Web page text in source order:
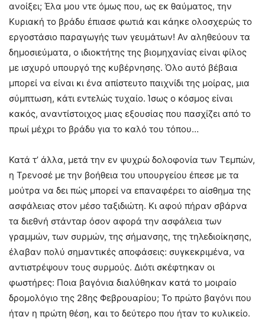
ανοίξει; Έλα μου ντε όμως που, ως εκ θαύματος, την
Κυριακή το βράδυ έπιασε φωτιά και κάηκε ολοσχερώς το
εργοστάσιο παραγωγής των γευμάτων! Αν αληθεύουν τα
δημοσιεύματα, ο ιδιοκτήτης της βιομηχανίας είναι φίλος
με ισχυρό υπουργό της κυβέρνησης. Όλο αυτό βέβαια
μπορεί να είναι κι ένα απίστευτο παιχνίδι της μοίρας, μια
σύμπτωση, κάτι εντελώς τυχαίο. Ίσως ο κόσμος είναι
κακός, αναντίστοιχος μιας εξουσίας που πασχίζει από το
πρωί μέχρι το βράδυ για το καλό του τόπου…
Κατά τ’ άλλα, μετά την εν ψυχρώ δολοφονία των Τεμπών,
η Τρενοσέ με την βοήθεια του υπουργείου έπεσε με τα
μούτρα να δει πώς μπορεί να επαναφέρει το αίσθημα της
ασφάλειας στον μέσο ταξιδιώτη. Κι αφού πήραν σβάρνα
τα διεθνή στάνταρ όσον αφορά την ασφάλεια των
γραμμών, των συρμών, της σήμανσης, της τηλεδιοίκησης,
έλαβαν πολύ σημαντικές αποφάσεις: συγκεκριμένα, να
αντιστρέψουν τους συρμούς. Διότι σκέφτηκαν οι
φωστήρες: Ποια βαγόνια διαλύθηκαν κατά το μοιραίο
δρομολόγιο της 28ης Φεβρουαρίου; Το πρώτο βαγόνι που
ήταν η πρώτη θέση, και το δεύτερο που ήταν το κυλικείο.